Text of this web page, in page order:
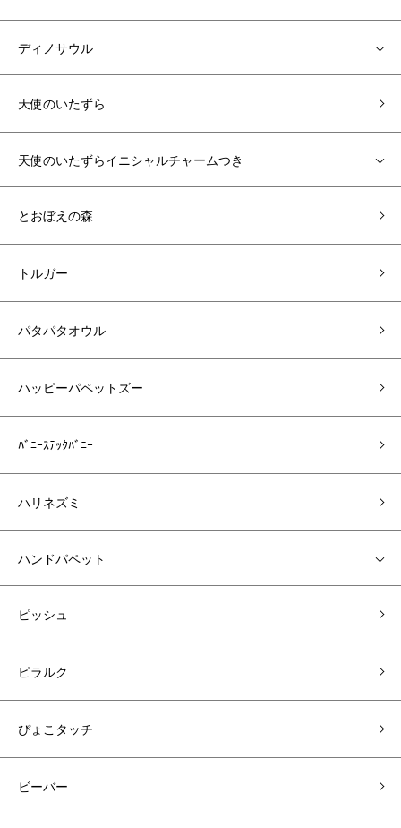
ディノサウル
天使のいたずら
天使のいたずらイニシャルチャームつき
とおぼえの森
トルガー
パタパタオウル
ハッピーパペットズー
ﾊﾞﾆｰｽﾃｯｸﾊﾞﾆｰ
ハリネズミ
ハンドパペット
ピッシュ
ピラルク
ぴょこタッチ
ビーバー